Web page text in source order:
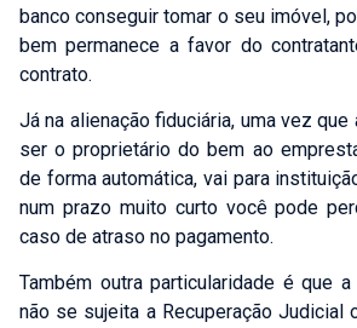
banco conseguir tomar o seu imóvel,
bem permanece a favor do
contrato.
Já na alienação fiduciária, uma vez
ser o proprietário do bem ao
de forma automática, vai para
num prazo muito curto você pode
caso de atraso no pagamento.
Também outra particularidade é que
não se sujeita a Recuperação Judicial